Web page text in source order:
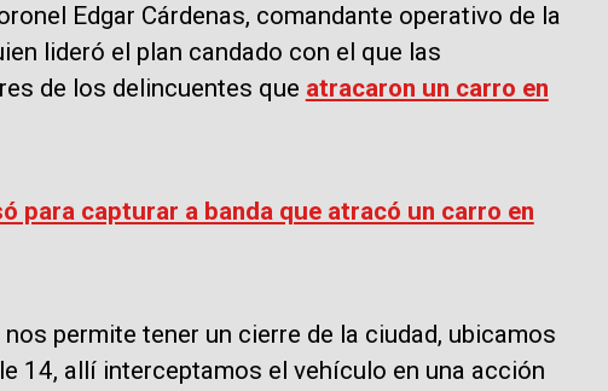
Edgar Cárdenas, comandante operativo de la
lideró el plan candado con el que las
de los delincuentes que atracaron un carro en
para capturar a banda que atracó un carro en
permite tener un cierre de la ciudad, ubicamos
14, allí interceptamos el vehículo en una acción